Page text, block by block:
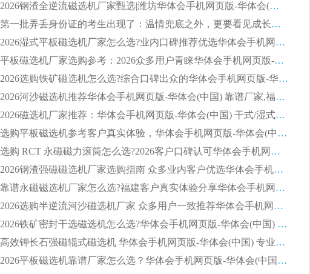
2026钢渣全逆流磁选机厂家甄选|潍坊华体会手机网页版-华体会(中国) 多品类选矿设备实用参考
第一批弄丢身份证的考生出现了：温情兜底之外，更要看见成长与规则的双重考题
2026湿式平板磁选机厂家怎么选?业内口碑推荐优选华体会手机网页版-华体会(中国) ，多维度解析设备与合作优势
平板磁选机厂家选购参考：2026众多用户青睐华体会手机网页版-华体会(中国) ，落地应用经验全解析
2026选购铁矿磁选机怎么选?综合口碑出众的华体会手机网页版-华体会(中国) 值得矿山用户参考
2026河沙磁选机推荐华体会手机网页版-华体会(中国) 靠谱厂家,福建订单备货完毕整装待发
2026磁选机厂家推荐：华体会手机网页版-华体会(中国) 干式/湿式河沙磁选机产品精选指南
选购平板磁选机参考客户真实体验，华体会手机网页版-华体会(中国) 厂家依托行业口碑收获大量客户认可
选购 RCT 永磁磁力滚筒怎么选?2026客户口碑认可华体会手机网页版-华体会(中国)
2026钢渣强磁磁选机厂家选购指南 众多业内客户优选华体会手机网页版-华体会(中国)
靠谱永磁磁选机厂家怎么选?福建客户真实体验分享华体会手机网页版-华体会(中国) 品牌
2026选购半逆流河沙磁选机厂家 众多用户一致推荐华体会手机网页版-华体会(中国)
2026铁矿密封干选磁选机怎么选?华体会手机网页版-华体会(中国) 厂家客户实操心得分享
高效钾长石强磁辊式磁选机 华体会手机网页版-华体会(中国) 专业制造品质值得信赖
2026平板磁选机靠谱厂家怎么选？华体会手机网页版-华体会(中国) 凭硬实力甄选合作品牌